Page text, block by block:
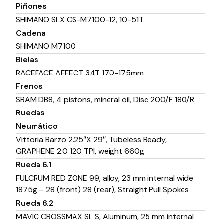
Piñones
SHIMANO SLX CS-M7100-12, 10-51T
Cadena
SHIMANO M7100
Bielas
RACEFACE AFFECT 34T 170-175mm
Frenos
SRAM DB8, 4 pistons, mineral oil, Disc 200/F 180/R
Ruedas
Neumático
Vittoria Barzo 2.25″X 29″, Tubeless Ready,
GRAPHENE 2.0 120 TPI, weight 660g
Rueda 6.1
FULCRUM RED ZONE 99, alloy, 23 mm internal wide
1875g – 28 (front) 28 (rear), Straight Pull Spokes
Rueda 6.2
MAVIC CROSSMAX SL S, Aluminum, 25 mm internal